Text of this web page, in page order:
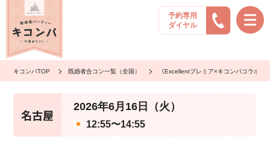
予約専用
ダイヤル
キコンパTOP 既婚者合コン一覧（全国） 《Excellentプレミア×キコンパコラボ
名古屋
2026年6月16日（火）
12:55〜14:55